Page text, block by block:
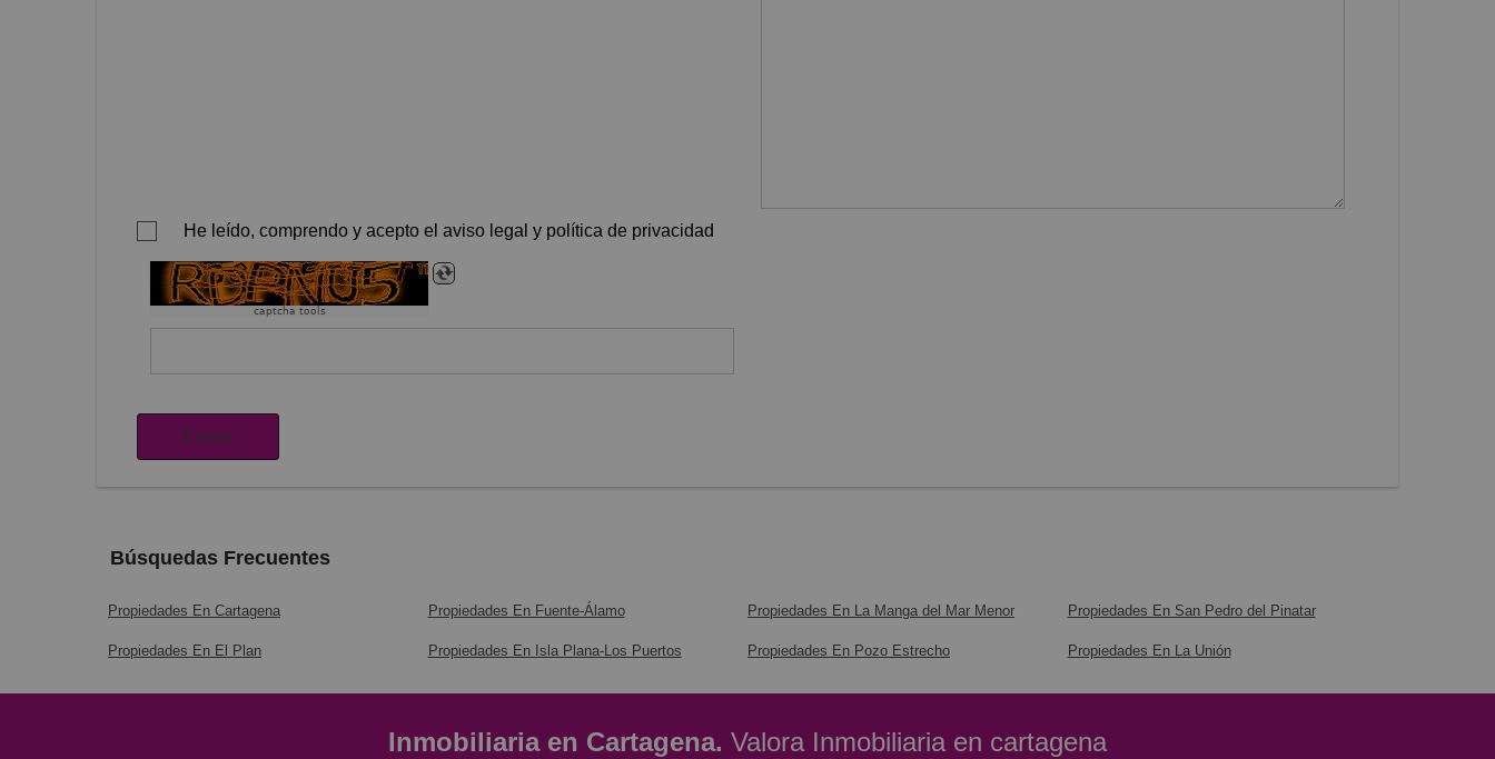
He leído, comprendo y acepto el aviso legal y política de privacidad
captcha tools
Enviar
Búsquedas Frecuentes
Propiedades En Cartagena Propiedades En Fuente-Álamo Propiedades En La Manga del Mar Menor Propiedades En San Pedro del Pinatar
Propiedades En El Plan Propiedades En Isla Plana-Los Puertos Propiedades En Pozo Estrecho Propiedades En La Unión
Inmobiliaria en Cartagena. Valora Inmobiliaria en cartagena